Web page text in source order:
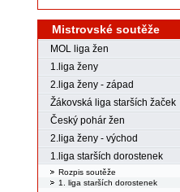
Mistrovské soutěže
MOL liga žen
1.liga ženy
2.liga ženy - západ
Žákovská liga starších žaček
Český pohár žen
2.liga ženy - východ
1.liga starších dorostenek
Rozpis soutěže
1. liga starších dorostenek